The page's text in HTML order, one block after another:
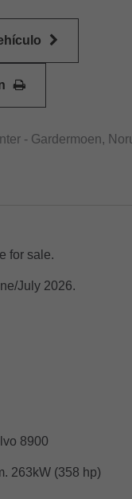
- Gardermoen,
for sale.
July 2026.
8900
263kW (358 hp)